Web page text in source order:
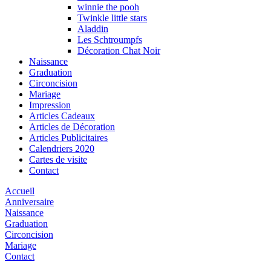
winnie the pooh
Twinkle little stars
Aladdin
Les Schtroumpfs
Décoration Chat Noir
Naissance
Graduation
Circoncision
Mariage
Impression
Articles Cadeaux
Articles de Décoration
Articles Publicitaires
Calendriers 2020
Cartes de visite
Contact
Accueil
Anniversaire
Naissance
Graduation
Circoncision
Mariage
Contact